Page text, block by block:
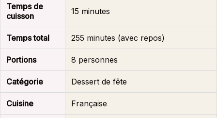
Temps de
cuisson
15 minutes
Temps total 255 minutes (avec repos)
Portions 8 personnes
Catégorie Dessert de fête
Cuisine Française